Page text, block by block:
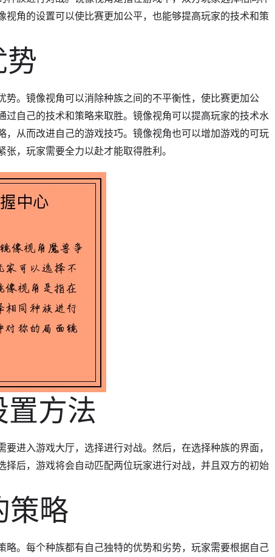
角的设置可以使比赛更加公平，也能够提高玩家的技术和策
。镜像视角可以消除种族之间的不平衡性，使比赛更加公
自己的技术和策略来取胜。镜像视角可以提高玩家的技术水
从而改进自己的游戏技巧。镜像视角也可以增加游戏的可玩
，玩家需要全力以赴才能取得胜利。
方法
进入游戏大厅，选择进行对战。然后，在选择种族的界面，
后，游戏将会自动匹配两位玩家进行对战，并且双方的初始
策略
。每个种族都有自己独特的优势和劣势，玩家需要根据自己